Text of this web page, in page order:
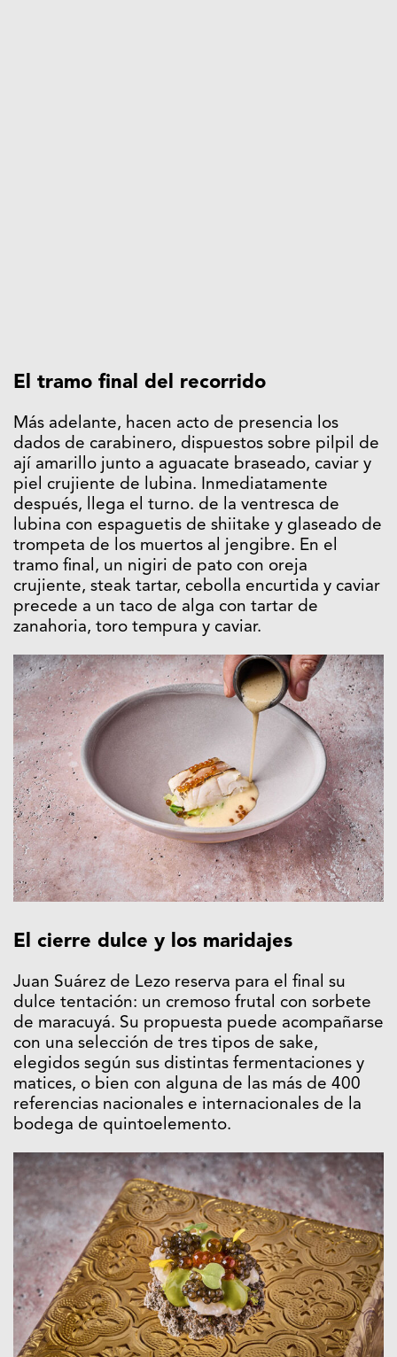
El tramo final del recorrido
Más adelante, hacen acto de presencia los
dados de carabinero, dispuestos sobre pilpil de
ají amarillo junto a aguacate braseado, caviar y
piel crujiente de lubina. Inmediatamente
después, llega el turno. de la ventresca de
lubina con espaguetis de shiitake y glaseado de
trompeta de los muertos al jengibre. En el
tramo final, un nigiri de pato con oreja
crujiente, steak tartar, cebolla encurtida y caviar
precede a un taco de alga con tartar de
zanahoria, toro tempura y caviar.
El cierre dulce y los maridajes
Juan Suárez de Lezo reserva para el final su
dulce tentación: un cremoso frutal con sorbete
de maracuyá. Su propuesta puede acompañarse
con una selección de tres tipos de sake,
elegidos según sus distintas fermentaciones y
matices, o bien con alguna de las más de 400
referencias nacionales e internacionales de la
bodega de quintoelemento.